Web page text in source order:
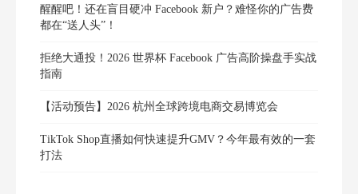
醒醒吧！还在盲目硬冲 Facebook 新户？难怪你的广告费
都在“送人头”！
拒绝大通投！2026 世界杯 Facebook 广告高阶操盘手实战
指南
【活动预告】2026 杭州全球跨境电商交易博览会
TikTok Shop直播如何快速提升GMV？今年最有效的一套
打法